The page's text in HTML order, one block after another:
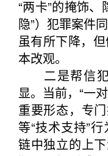
“两卡”的掩饰
隐”）犯罪案件
虽有所下降，
本改观。
二是帮信犯
显。当前，“一
重要形态，专
等“技术支持”
链中独立的上